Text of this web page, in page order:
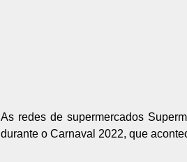
As redes de supermercados
durante o Carnaval 2022, que